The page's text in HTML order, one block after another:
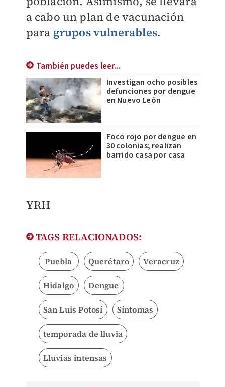
a cabo un plan de vacunación
para grupos vulnerables.
También puedes leer...
Investigan ocho posibles
defunciones por dengue
en Nuevo León
Foco rojo por dengue en
30 colonias; realizan
barrido casa por casa
YRH
TAGS RELACIONADOS:
Puebla Querétaro Veracruz
Hidalgo Dengue
San Luis Potosí Síntomas
temporada de lluvia
Lluvias intensas